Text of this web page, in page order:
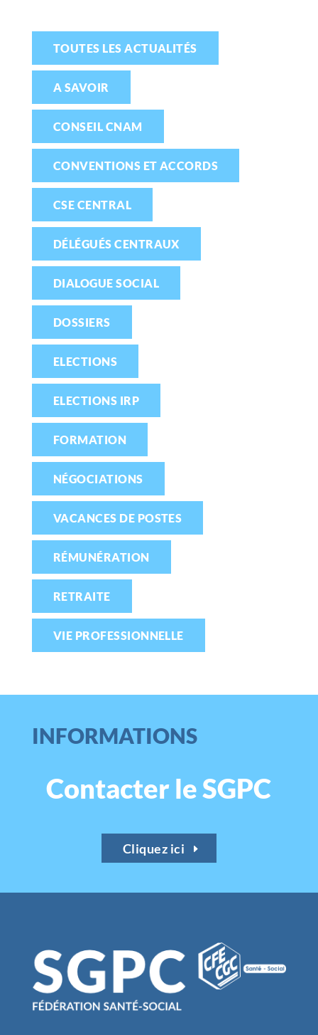
TOUTES LES ACTUALITÉS
A SAVOIR
CONSEIL CNAM
CONVENTIONS ET ACCORDS
CSE CENTRAL
DÉLÉGUÉS CENTRAUX
DIALOGUE SOCIAL
DOSSIERS
ELECTIONS
ELECTIONS IRP
FORMATION
NÉGOCIATIONS
VACANCES DE POSTES
RÉMUNÉRATION
RETRAITE
VIE PROFESSIONNELLE
INFORMATIONS
Contacter le SGPC
Cliquez ici